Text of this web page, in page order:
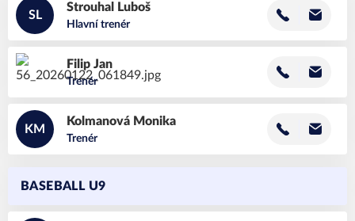
SL
Luboš
Strouhal
Hlavní trenér
Jan
Filip
Trenér
KM
Monika
Kolmanová
Trenér
BASEBALL U9